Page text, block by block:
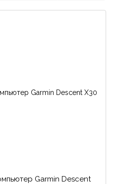
Garmin Descent